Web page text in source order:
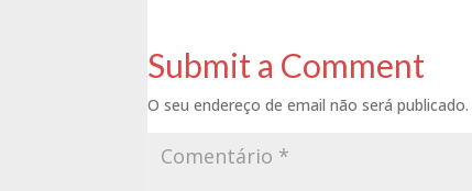
Submit a Comment
O seu endereço de email não será publicado.